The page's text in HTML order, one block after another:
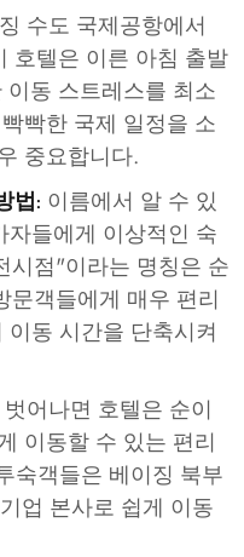
수도 국제공항에서
호텔은 이른 아침 출발
동 스트레스를 최소
빡한 국제 일정을 소
중요합니다.
법: 이름에서 알 수 있
들에게 이상적인 숙
시점"이라는 명칭은 순
문객들에게 매우 편리
동 시간을 단축시켜
어나면 호텔은 순이
이동할 수 있는 편리
숙객들은 베이징 북부
업 본사로 쉽게 이동